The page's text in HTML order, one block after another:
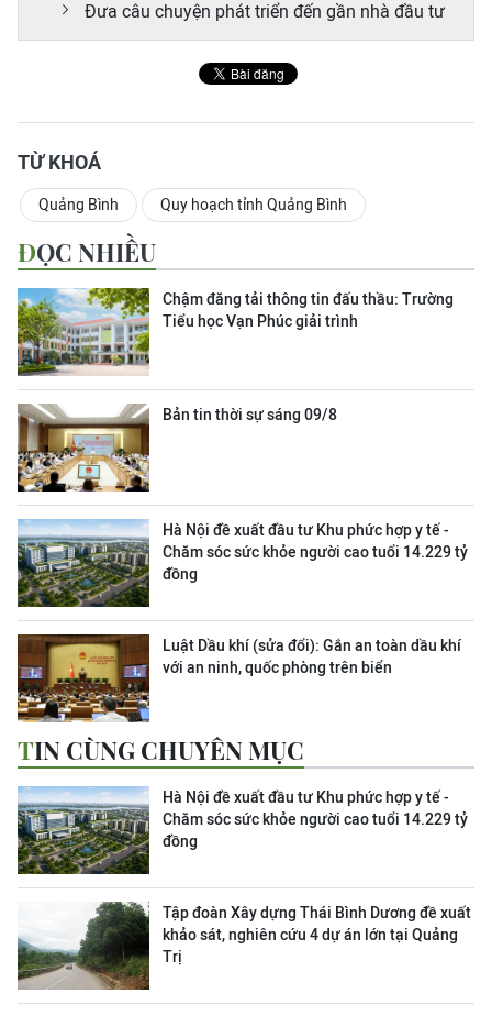
Đưa câu chuyện phát triển đến gần nhà đầu tư
TỪ KHOÁ
Quảng Bình Quy hoạch tỉnh Quảng Bình
ĐỌC NHIỀU
Chậm đăng tải thông tin đấu thầu: Trường
Tiểu học Vạn Phúc giải trình
Bản tin thời sự sáng 09/8
Hà Nội đề xuất đầu tư Khu phức hợp y tế -
Chăm sóc sức khỏe người cao tuổi 14.229 tỷ
đồng
Luật Dầu khí (sửa đổi): Gắn an toàn dầu khí
với an ninh, quốc phòng trên biển
TIN CÙNG CHUYÊN MỤC
Hà Nội đề xuất đầu tư Khu phức hợp y tế -
Chăm sóc sức khỏe người cao tuổi 14.229 tỷ
đồng
Tập đoàn Xây dựng Thái Bình Dương đề xuất
khảo sát, nghiên cứu 4 dự án lớn tại Quảng
Trị